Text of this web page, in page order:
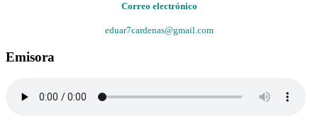
Correo electrónico
eduar7cardenas@gmail.com
Emisora